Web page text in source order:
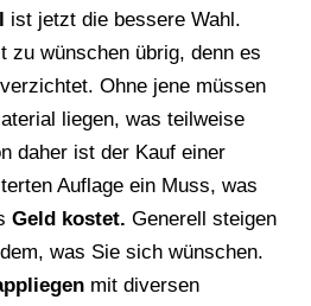
ist jetzt die bessere Wahl.
zu wünschen übrig, denn es
verzichtet. Ohne jene müssen
liegen, was teilweise
daher ist der Kauf einer
Auflage ein Muss, was
Geld kostet. Generell steigen
was Sie sich wünschen.
mit diversen